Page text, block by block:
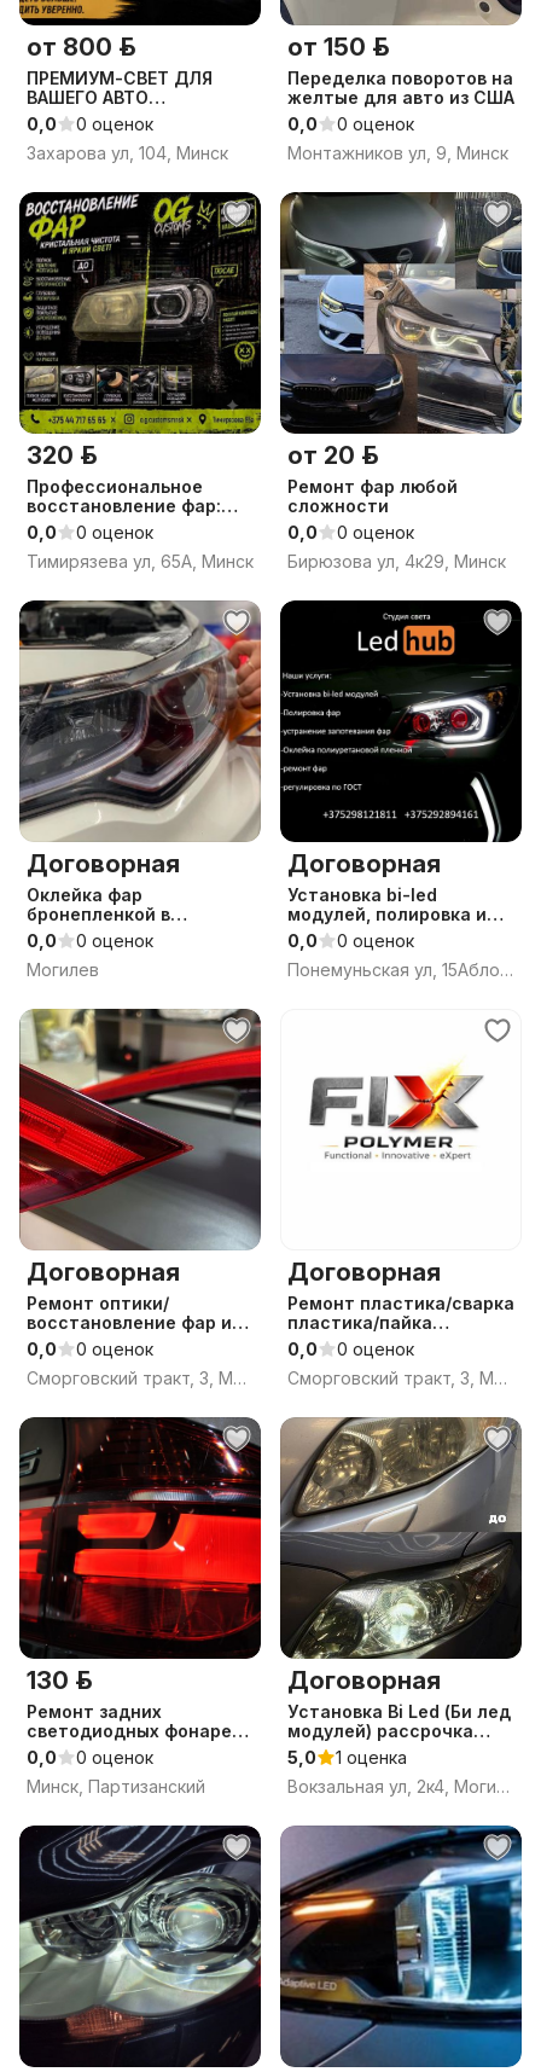
от 800 р.
ПРЕМИУМ-СВЕТ ДЛЯ
ВАШЕГО АВТО
УСТАНОВКА BI-LED,
ТЮНИНГ И РЕМОНТ ФАР
ПОД КЛЮЧ
0,0
0 оценок
Захарова ул, 104, Минск
от 150 р.
Переделка поворотов на
желтые для авто из США
0,0
0 оценок
Монтажников ул, 9, Минск
320 р.
Профессиональное
восстановление фар:
полировка, шлифовка,
защита
0,0
0 оценок
Тимирязева ул, 65А, Минск
от 20 р.
Ремонт фар любой
сложности
0,0
0 оценок
Бирюзова ул, 4к29, Минск
Договорная
Оклейка фар
бронепленкой в
Могилеве-защита и
стиль авто. Студия
автосвета Bi-auto.
0,0
0 оценок
Могилев
Договорная
Установка bi-led
модулей, полировка и
оклейка фар
0,0
0 оценок
Понемуньская ул, 15Аблок11к1111, Гродно, Гродненская область
Договорная
Ремонт оптики/
восстановление фар и
фонарей
0,0
0 оценок
Сморговский тракт, 3, Минск
Договорная
Ремонт пластика/сварка
пластика/пайка
пластика
0,0
0 оценок
Сморговский тракт, 3, Минск
130 р.
Ремонт задних
светодиодных фонарей
BMW
0,0
0 оценок
Минск, Партизанский
Договорная
Уcтaновка Bi Led (Би лед
модулей) рассрочка
линз, рeмонт,
регулировка и оклейка
фар.
5,0
1 оценка
Вокзальная ул, 2к4, Могилёв, Могилёвская область